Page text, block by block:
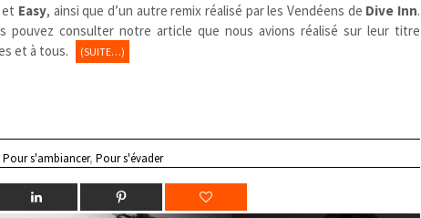
et Easy, ainsi que d’un autre remix réalisé par les Vendéens de Dive Inn.
pouvez consulter notre article que nous avions réalisé sur leur titre
et à tous. (SUITE…)
Pour s'ambiancer,Pour s'évader